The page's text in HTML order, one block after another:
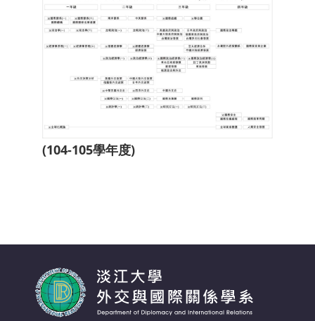
(104-105學年度)